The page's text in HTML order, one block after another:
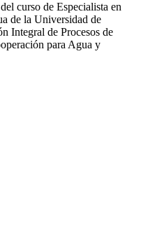
curso de Especialista en
de la Universidad de
Integral de Procesos de
para Agua y